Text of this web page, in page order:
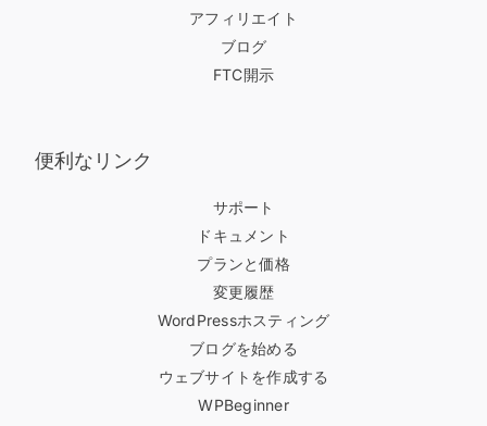
アフィリエイト
ブログ
FTC開示
便利なリンク
サポート
ドキュメント
プランと価格
変更履歴
WordPressホスティング
ブログを始める
ウェブサイトを作成する
WPBeginner